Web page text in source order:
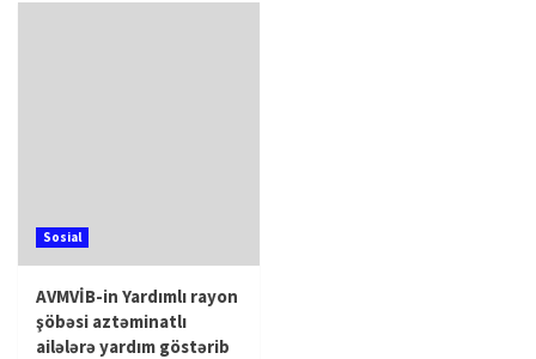
Sosial
AVMVİB-in Yardımlı rayon
şöbəsi aztəminatlı
ailələrə yardım göstərib